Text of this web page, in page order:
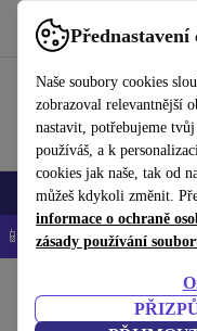
Přednastavení
Naše soubory cookies
zobrazoval relevantnější
nastavit, potřebujeme
používáš, a k
cookies jak naše, tak od
můžeš kdykoli změnit.
informace o ochraně
zásady používání
Používejte refurbed rychle
Mobily a smartphony
📱 -5 % NAVÍC na
Notebooky